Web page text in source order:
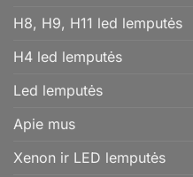
H8, H9, H11 led lemputės
H4 led lemputės
Led lemputės
Apie mus
Xenon ir LED lemputės